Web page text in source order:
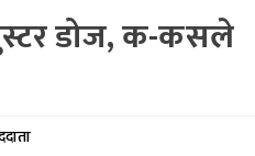
डोज, क-कसले